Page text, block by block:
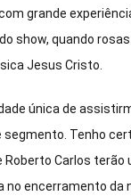
grande
show, quando
Jesus Cristo.
única de
Tenho
Carlos terão
no encerramento da